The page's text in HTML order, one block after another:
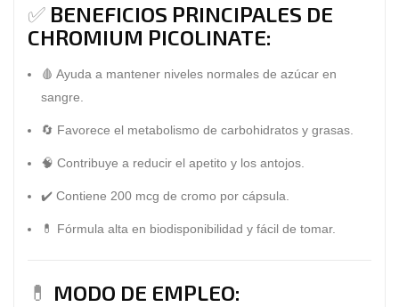
✅ BENEFICIOS PRINCIPALES DE
CHROMIUM PICOLINATE:
🩸 Ayuda a mantener niveles normales de azúcar en
sangre.
🔄 Favorece el metabolismo de carbohidratos y grasas.
🧠 Contribuye a reducir el apetito y los antojos.
✔️ Contiene 200 mcg de cromo por cápsula.
💊 Fórmula alta en biodisponibilidad y fácil de tomar.
💊 MODO DE EMPLEO: